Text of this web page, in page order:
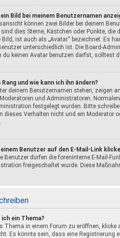
Bild bei meinem Benutzernamen
können zwei Bilder bei deinem
dies Sterne, Kästchen oder Punkte,
Bild, ist auch als „Avatar“ bezeichnet. Es
unterschiedlich ist. Die Board-
du keinen Avatar benutzen darfst, solltest
und wie kann ich ihn ändern?
deinem Benutzernamen stehen, zeigen
und Administratoren.
festgelegt wurden. Bitte
dieses Verhalten nicht und ein Moderator
einem Benutzer auf den E-Mail-Link
Benutzer dürfen die foreninterne E-Mail-
freigeschaltet wurde. Diese
ein Thema?
Thema in einem Forum zu eröffnen, klicke
Es könnte sein, dass eine Registrierung